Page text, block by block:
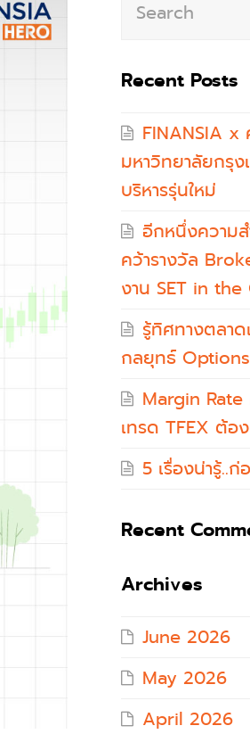
Recent Posts
FINANSIA x
มหาวิทยาลัยกรุ
บริหารรุ่นใหม่
อีกหนึ่งความส
คว้ารางวัล
งาน SET in
รู้ทิศทางตลาด
กลยุทธ์
Margin Rate
เทรด TFEX ต้อง
5 เรื่องน่ารู้..
Recent
Archives
June 2026
May 2026
April 2026